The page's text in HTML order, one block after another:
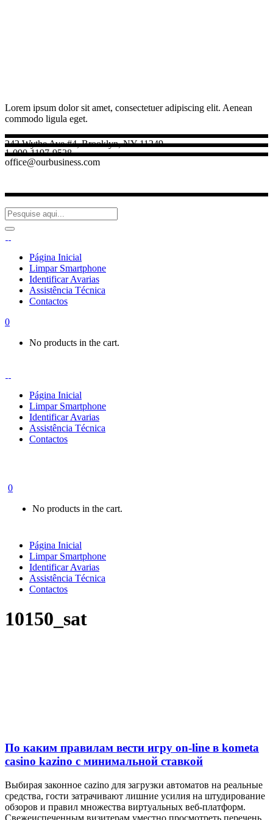
Lorem ipsum dolor sit amet, consectetuer adipiscing elit. Aenean
commodo ligula eget.
242 Wythe Ave #4, Brooklyn, NY 11249
1-090-1197-9528
office@ourbusiness.com
Página Inicial
Limpar Smartphone
Identificar Avarias
Assistência Técnica
Contactos
0
No products in the cart.
Página Inicial
Limpar Smartphone
Identificar Avarias
Assistência Técnica
Contactos
0
No products in the cart.
Página Inicial
Limpar Smartphone
Identificar Avarias
Assistência Técnica
Contactos
10150_sat
По каким правилам вести игру on-line в kometa
casino kazino с минимальной ставкой
Выбирая законное cazino для загрузки автоматов на реальные
средства, гости затрачивают лишние усилия на штудирование
обзоров и правил множества виртуальных веб-платформ.
Свежеиспеченным визитерам уместно просмотреть перечень